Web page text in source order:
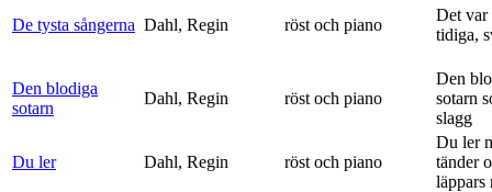
De tysta sångerna Dahl, Regin röst och piano
Det var
tidiga,
Den blodiga
sotarn
Dahl, Regin röst och piano
Den
sotarn
slagg
Du ler Dahl, Regin röst och piano
Du ler
tänder
läppars